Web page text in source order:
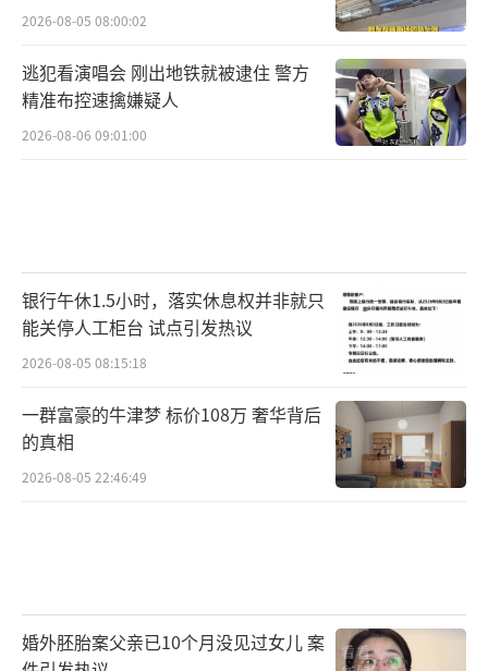
2026-08-05 08:00:02
逃犯看演唱会 刚出地铁就被逮住 警方
精准布控速擒嫌疑人
2026-08-06 09:01:00
银行午休1.5小时，落实休息权并非就只
能关停人工柜台 试点引发热议
2026-08-05 08:15:18
一群富豪的牛津梦 标价108万 奢华背后
的真相
2026-08-05 22:46:49
婚外胚胎案父亲已10个月没见过女儿 案